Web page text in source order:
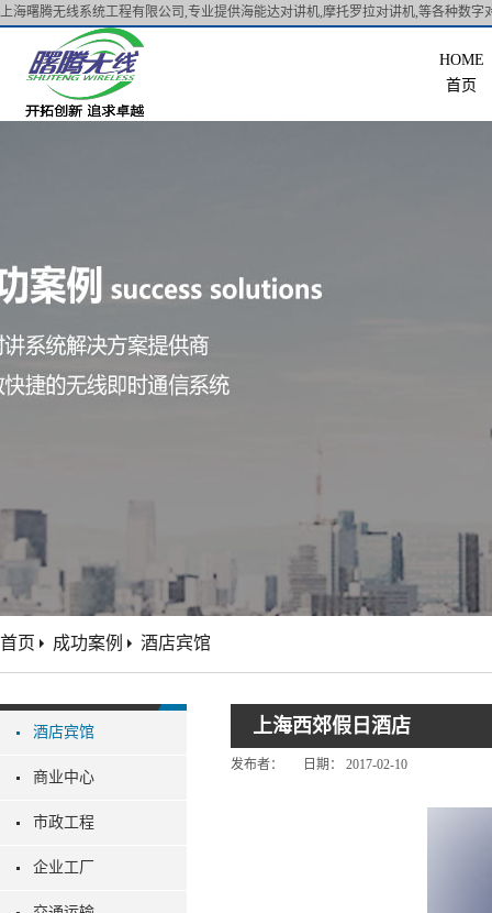
上海曙腾无线系统工程有限公司,专业提供海能达对讲机,摩托罗拉对讲机,等各种数字
首页
酒店宾馆
商业中心
市政工程
企业工厂
首页 成功案例 酒店宾馆
上海西郊假日酒店
发布者： 日期： 2017-02-10